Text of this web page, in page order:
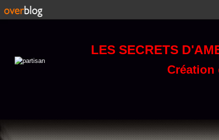
LES SECRETS
Création